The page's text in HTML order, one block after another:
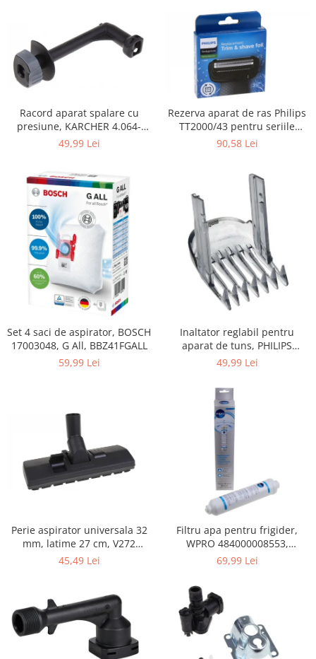
Fiare de calcat si masini de cusut
Ingrijire Locuinta
Purificatoare de aer
Fashion
Bijuterii
Ceasuri barbatesti
Ceasuri dama
Genti si accesorii barbati
Genti si accesorii femei
Imbracaminte barbati
Imbracaminte femei
Imbracaminte si Incaltaminte copii
Incaltaminte barbati
Incaltaminte femei
Ochelari de soare
Ochelari de vedere
Gaming, Carti & Birotica
Ingrijire personala & Cosmetice
Accesorii aparate de ras electrice
Accesorii aparate hair styling
Aparate & Accesorii ingrijire
personala
Consumabile sanitare
Cosmetice si produse ingrijire
Jucarii, Copii & Bebe
Camera copilului
Racord aparat spalare cu
presiune, KARCHER 4.064-
069.3, K4, KHD4
49,99 Lei
Rezerva aparat de ras Philips
TT2000/43 pentru seriile
Bodygroom 3000/5000/7000 si
90,58 Lei
Set 4 saci de aspirator, BOSCH
17003048, G All, BBZ41FGALL
59,99 Lei
Inaltator reglabil pentru
aparat de tuns, PHILIPS
422203633281, 3-15 mm,
49,99 Lei
Perie aspirator universala 32
mm, latime 27 cm, V272
ECONOMY
45,49 Lei
Filtru apa pentru frigider,
WPRO 484000008553,
compatibil cu Samsung, AEG,
69,99 Lei